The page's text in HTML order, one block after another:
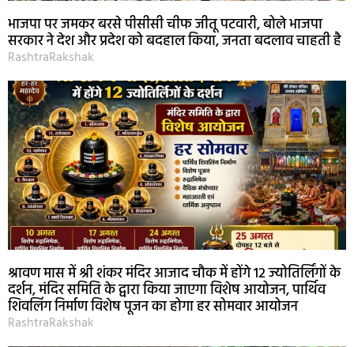
भाजपा पर जमकर बरसे पीसीसी चीफ जीतू पटवारी, बोले भाजपा
सरकार ने देश और प्रदेश को बदहाल किया, जनता बदलाव चाहती है
RashtraRakshak
श्रावण मास में श्री शंकर मंदिर आजाद चौक में होंगे 12 ज्योतिर्लिंगों के
दर्शन, मंदिर समिति के द्वारा किया जाएगा विशेष आयोजन, पार्थिव
शिवलिंग निर्माण विशेष पूजन का होगा हर सोमवार आयोजन
RashtraRakshak